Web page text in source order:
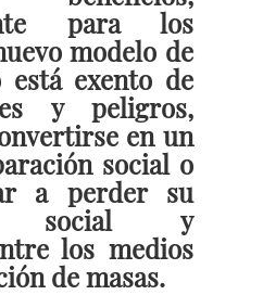
para los
modelo de
exento de
y peligros,
en un
social o
a perder su
social y
los medios
de masas.